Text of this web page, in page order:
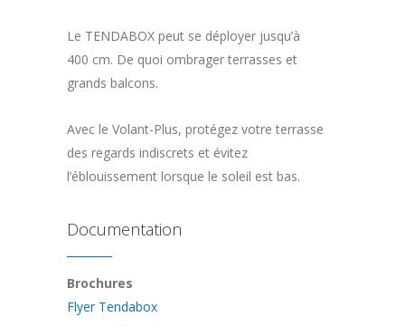
Le TENDABOX peut se déployer jusqu’à
400 cm. De quoi ombrager terrasses et
grands balcons.
Avec le Volant-Plus, protégez votre terrasse
des regards indiscrets et évitez
l’éblouissement lorsque le soleil est bas.
Documentation
Brochures
Flyer Tendabox